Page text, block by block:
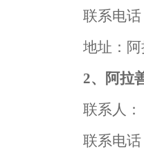
联系电话
地址：
2、阿拉
联系人：
联系电话